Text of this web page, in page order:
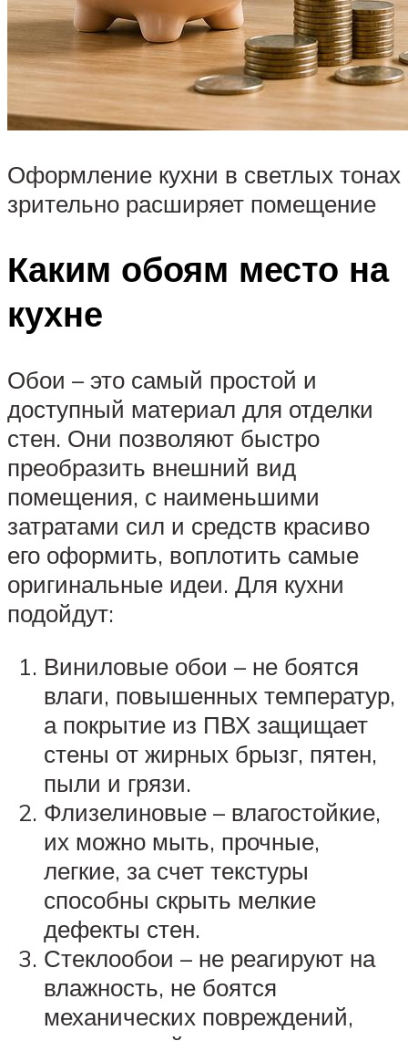
Оформление кухни в светлых тонах
зрительно расширяет помещение
Каким обоям место на
кухне
Обои – это самый простой и
доступный материал для отделки
стен. Они позволяют быстро
преобразить внешний вид
помещения, с наименьшими
затратами сил и средств красиво
его оформить, воплотить самые
оригинальные идеи. Для кухни
подойдут:
Виниловые обои – не боятся
влаги, повышенных температур,
а покрытие из ПВХ защищает
стены от жирных брызг, пятен,
пыли и грязи.
Флизелиновые – влагостойкие,
их можно мыть, прочные,
легкие, за счет текстуры
способны скрыть мелкие
дефекты стен.
Стеклообои – не реагируют на
влажность, не боятся
механических повреждений,